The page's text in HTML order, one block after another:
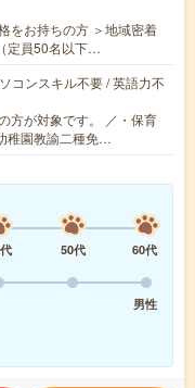
をお持ちの方 ＞地域密着
定員50名以下…
コンスキル不要 / 英語力不
方が対象です。 ／・保育
稚園教諭二種免…
50代
60代
男性